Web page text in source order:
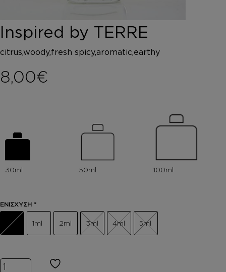
HOROMIA
SPECIAL OFFERS
ΚΑΛΑΘΙ
Inspired by TERRE
citrus,woody,fresh spicy,aromatic,earthy
8,00€
ΕΝΙΣΧΥΣΗ *
1ml 2ml 3ml 4ml 5ml
Inspired by TERRE ποσότητα